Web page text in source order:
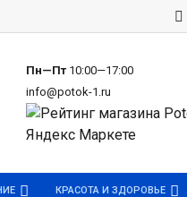
Пн—Пт10:00—17:00
info@potok-1.ru
КРАСОТА И ЗДОРОВЬЕ